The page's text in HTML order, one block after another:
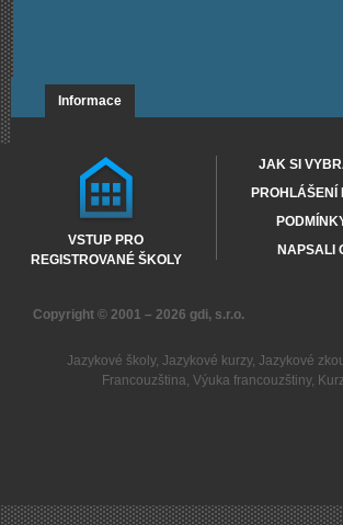
Informace
VSTUP PRO
REGISTROVANÉ ŠKOLY
JAK SI
PROHLÁŠENÍ
NAPSALI
Copyright © 2001 – 2026 gdi, s.r.o.
Jazykové školy, Jazykové kurzy, Jazykové
Francouzština,Výuka francouzštiny,